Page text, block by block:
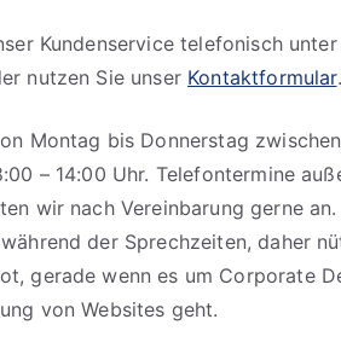
Kundenservice telefonisch
nutzen Sie unser Kontaktformular.
Montag bis Donnerstag
– 14:00 Uhr. Telefontermine
wir nach Vereinbarung gerne
der Sprechzeiten, daher
gerade wenn es um Corporate
von Websites geht.